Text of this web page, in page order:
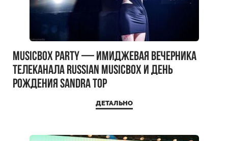
MUSICBOX PARTY — имиджевая вечерника
телеканала RUSSIAN MUSICBOX и день
рождения Sandra Top
ДЕТАЛЬНО